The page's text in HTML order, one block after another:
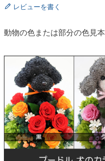
レビューを書く
動物の色または部分の色見本